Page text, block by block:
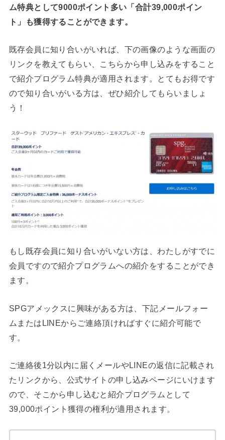
ム特典として9000ポイント多い「合計39,000ポイン
ト」も獲得することができます。
既存会員に知り合いがいれば、下の画像のような画面の
リンクを教えてもらい、こちらから申し込みをすること
で紹介プログラム特典が適用されます。とてもお得です
ので知り合いがいる方は、ぜひ紹介してもらいましょ
う！
もし既存会員に知り合いがいない方は、わたしがすでに
会員ですので紹介プログラムへの紹介をすることができ
ます。
SPGアメックスに興味がある方は、下記メールフォー
ムまたはLINEからご連絡頂ければすぐに紹介可能で
す。
ご連絡後1分以内に届くメールやLINEの返信に記載され
たリンクから、公式サイトの申し込みページにいけます
ので、そこから申し込むと紹介プログラムとして
39,000ポイント獲得の権利が適用されます。